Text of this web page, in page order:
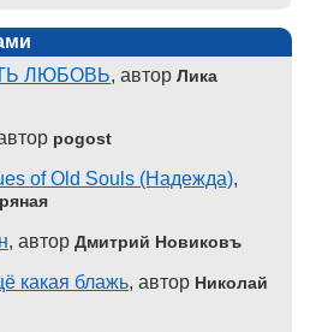
ЛЮБОВЬ, автор Лика
pogost
of Old Souls (Надежда),
, автор Дмитрий Новиковъ
какая блажь, автор Николай